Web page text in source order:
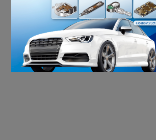
パネル画像をクリックしてくだ
拡大･縮小が可能です。